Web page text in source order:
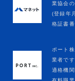
業協会
(登録年
格証書
ポート
業者です
適格機